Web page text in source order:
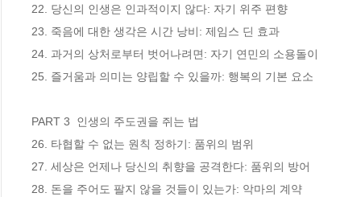
22. 당신의 인생은 인과적이지 않다: 자기 위주 편향
23. 죽음에 대한 생각은 시간 낭비: 제임스 딘 효과
24. 과거의 상처로부터 벗어나려면: 자기 연민의 소용돌이
25. 즐거움과 의미는 양립할 수 있을까: 행복의 기본 요소
PART 3  인생의 주도권을 쥐는 법
26. 타협할 수 없는 원칙 정하기: 품위의 범위
27. 세상은 언제나 당신의 취향을 공격한다: 품위의 방어
28. 돈을 주어도 팔지 않을 것들이 있는가: 악마의 계약